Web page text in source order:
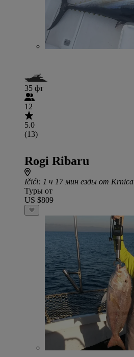
35 фт
12
5.0
(13)
Rogi Ribaru
Ičići: 1 ч 17 мин езды от Krnica
Туры от
US $809